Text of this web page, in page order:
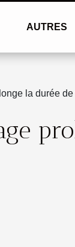
AUTRES
la durée